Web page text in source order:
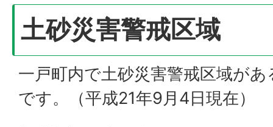
土砂災害警戒区域
一戸町内で土砂災害警戒区域が
です。（平成21年9月4日現在）